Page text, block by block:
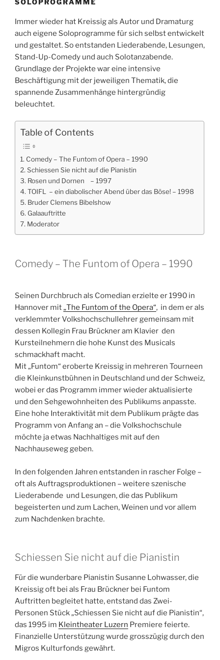
SOLOPROGRAMME
Immer wieder hat Kreissig als Autor und Dramaturg
auch eigene Soloprogramme für sich selbst entwickelt
und gestaltet. So entstanden Liederabende, Lesungen,
Stand-Up-Comedy und auch Solotanzabende.
Grundlage der Projekte war eine intensive
Beschäftigung mit der jeweiligen Thematik, die
spannende Zusammenhänge hintergründig
beleuchtet.
Table of Contents
Comedy – The Funtom of Opera – 1990
Schiessen Sie nicht auf die Pianistin
Rosen und Dornen – 1997
TOIFL – ein diabolischer Abend über das Böse! – 1998
Bruder Clemens Bibelshow
Galaauftritte
Moderator
Comedy – The Funtom of Opera – 1990
Seinen Durchbruch als Comedian erzielte er 1990 in
Hannover mit„The Funtom of the Opera“, in dem er als
verklemmter Volkshochschullehrer gemeinsam mit
dessen Kollegin Frau Brückner am Klavier den
Kursteilnehmern die hohe Kunst des Musicals
schmackhaft macht.
Mit „Funtom“ eroberte Kreissig in mehreren Tourneen
die Kleinkunstbühnen in Deutschland und der Schweiz,
wobei er das Programm immer wieder aktualisierte
und den Sehgewohnheiten des Publikums anpasste.
Eine hohe Interaktivität mit dem Publikum prägte das
Programm von Anfang an – die Volkshochschule
möchte ja etwas Nachhaltiges mit auf den
Nachhauseweg geben.
In den folgenden Jahren entstanden in rascher Folge –
oft als Auftragsproduktionen – weitere szenische
Liederabende und Lesungen, die das Publikum
begeisterten und zum Lachen, Weinen und vor allem
zum Nachdenken brachte.
Schiessen Sie nicht auf die Pianistin
Für die wunderbare Pianistin Susanne Lohwasser, die
Kreissig oft bei als Frau Brückner bei Funtom
Auftritten begleitet hatte, entstand das Zwei-
Personen Stück „Schiessen Sie nicht auf die Pianistin“,
das 1995 im Kleintheater Luzern Premiere feierte.
Finanzielle Unterstützung wurde grosszügig durch den
Migros Kulturfonds gewährt.